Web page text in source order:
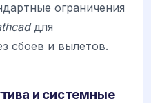
ограничения
для
сбоев и вылетов.
и системные